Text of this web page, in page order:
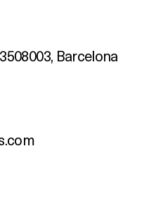
08003, Barcelona